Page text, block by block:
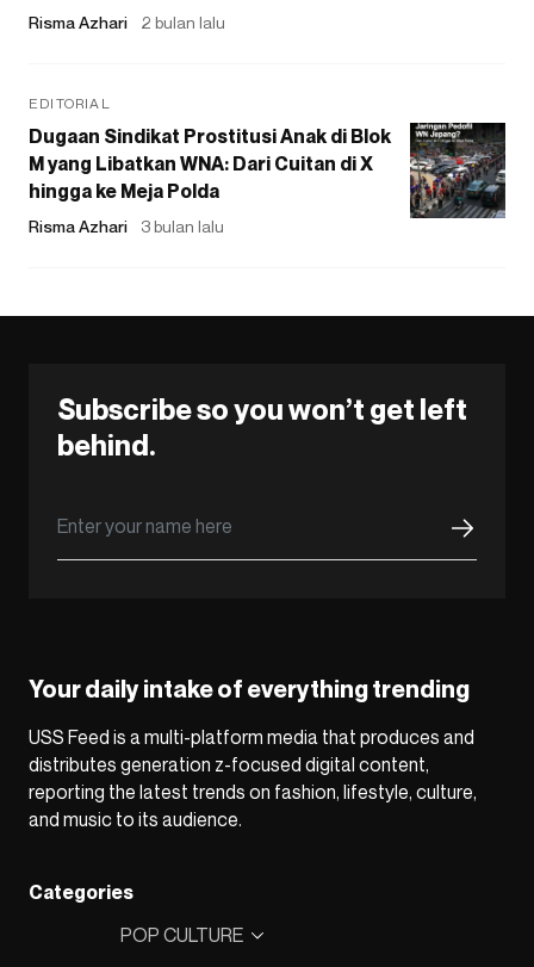
Risma Azhari 2 bulan lalu
EDITORIAL
Dugaan Sindikat Prostitusi Anak di Blok
M yang Libatkan WNA: Dari Cuitan di X
hingga ke Meja Polda
Risma Azhari 3 bulan lalu
Subscribe so you won’t get left
behind.
Your daily intake of everything trending
USS Feed is a multi-platform media that produces and
distributes generation z-focused digital content,
reporting the latest trends on fashion, lifestyle, culture,
and music to its audience.
Categories
POP CULTURE